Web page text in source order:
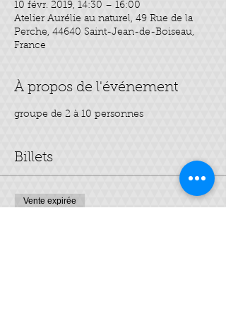
10 févr. 2019, 14:30 – 16:00
Atelier Aurélie au naturel, 49 Rue de la
Perche, 44640 Saint-Jean-de-Boiseau,
France
À propos de l'événement
groupe de 2 à 10 personnes
Billets
Vente expirée